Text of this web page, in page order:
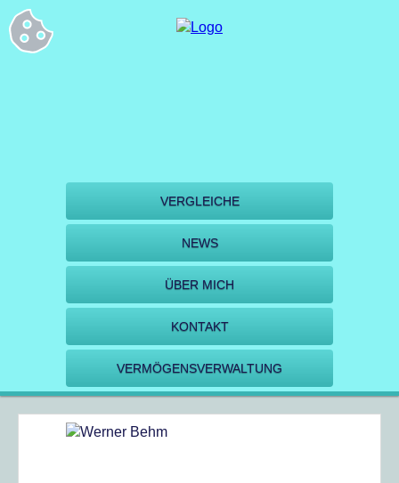
VERGLEICHE
NEWS
ÜBER MICH
KONTAKT
VERMÖGENSVERWALTUNG